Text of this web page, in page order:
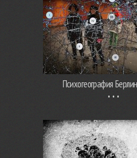
Психогеография